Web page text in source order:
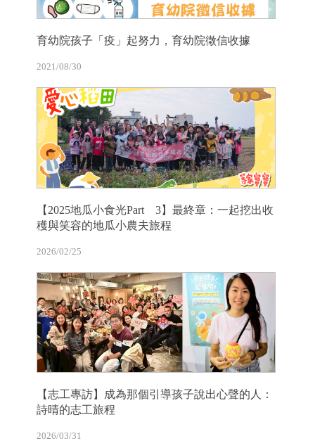
育幼院孩子「疫」起努力，育幼院徵信收據
2021/08/30
【2025地瓜小食光Part 3】最終章：一起挖出收
穫與笑容的地瓜小農夫旅程
2026/02/25
【志工專訪】成為那個引導孩子說出心聲的人：
詩晴的志工旅程
2026/03/31